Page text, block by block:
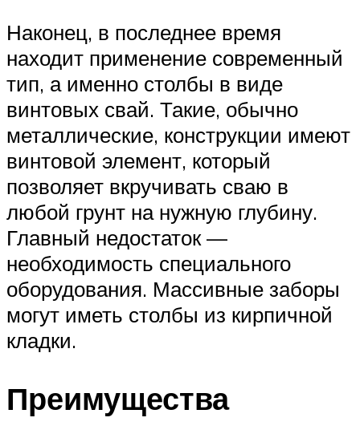
Наконец, в последнее время
находит применение современный
тип, а именно столбы в виде
винтовых свай. Такие, обычно
металлические, конструкции имеют
винтовой элемент, который
позволяет вкручивать сваю в
любой грунт на нужную глубину.
Главный недостаток —
необходимость специального
оборудования. Массивные заборы
могут иметь столбы из кирпичной
кладки.
Преимущества